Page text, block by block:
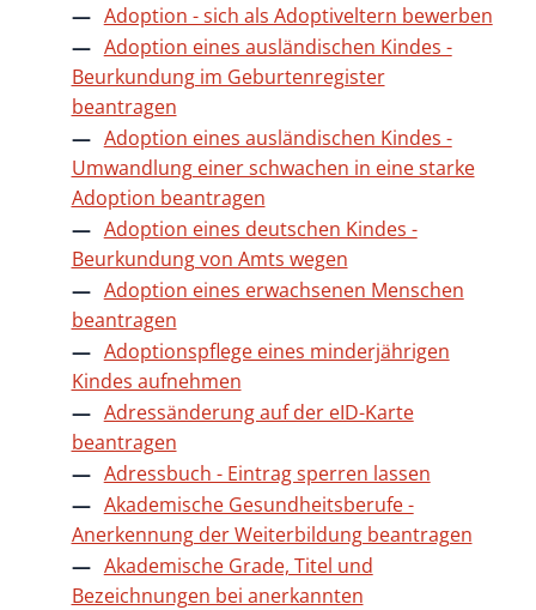
Adoption - sich als Adoptiveltern bewerben
Adoption eines ausländischen Kindes -
Beurkundung im Geburtenregister
beantragen
Adoption eines ausländischen Kindes -
Umwandlung einer schwachen in eine starke
Adoption beantragen
Adoption eines deutschen Kindes -
Beurkundung von Amts wegen
Adoption eines erwachsenen Menschen
beantragen
Adoptionspflege eines minderjährigen
Kindes aufnehmen
Adressänderung auf der eID-Karte
beantragen
Adressbuch - Eintrag sperren lassen
Akademische Gesundheitsberufe -
Anerkennung der Weiterbildung beantragen
Akademische Grade, Titel und
Bezeichnungen bei anerkannten